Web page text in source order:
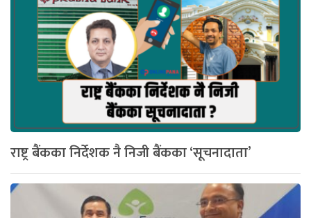
राष्ट्र बैंकका निर्देशक नै निजी बैंकका ‘सूचनादाता’